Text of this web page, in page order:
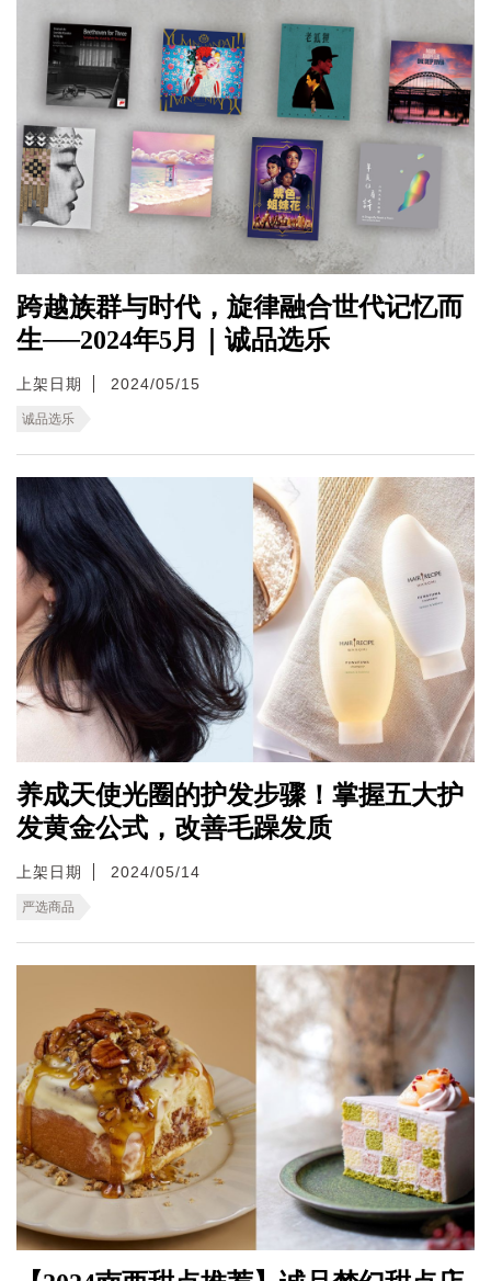
跨越族群与时代，旋律融合世代记忆而
生──2024年5月｜诚品选乐
上架日期 2024/05/15
诚品选乐
养成天使光圈的护发步骤！掌握五大护
发黄金公式，改善毛躁发质
上架日期 2024/05/14
严选商品